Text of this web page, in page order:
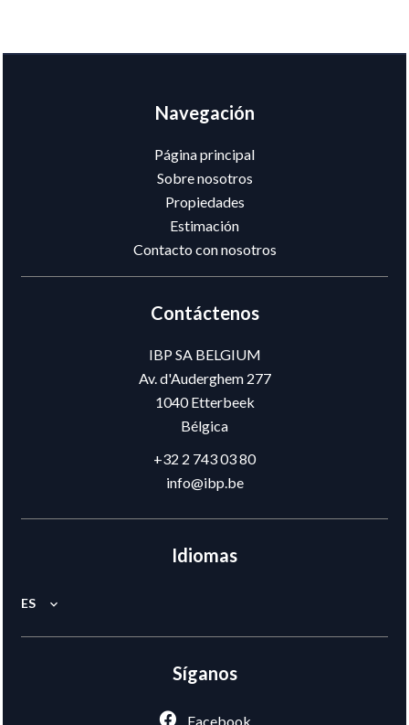
Navegación
Página principal
Sobre nosotros
Propiedades
Estimación
Contacto con nosotros
Contáctenos
IBP SA BELGIUM
Av. d'Auderghem 277
1040Etterbeek
Bélgica
+32 2 743 03 80
info@ibp.be
Idiomas
ES
Síganos
Facebook